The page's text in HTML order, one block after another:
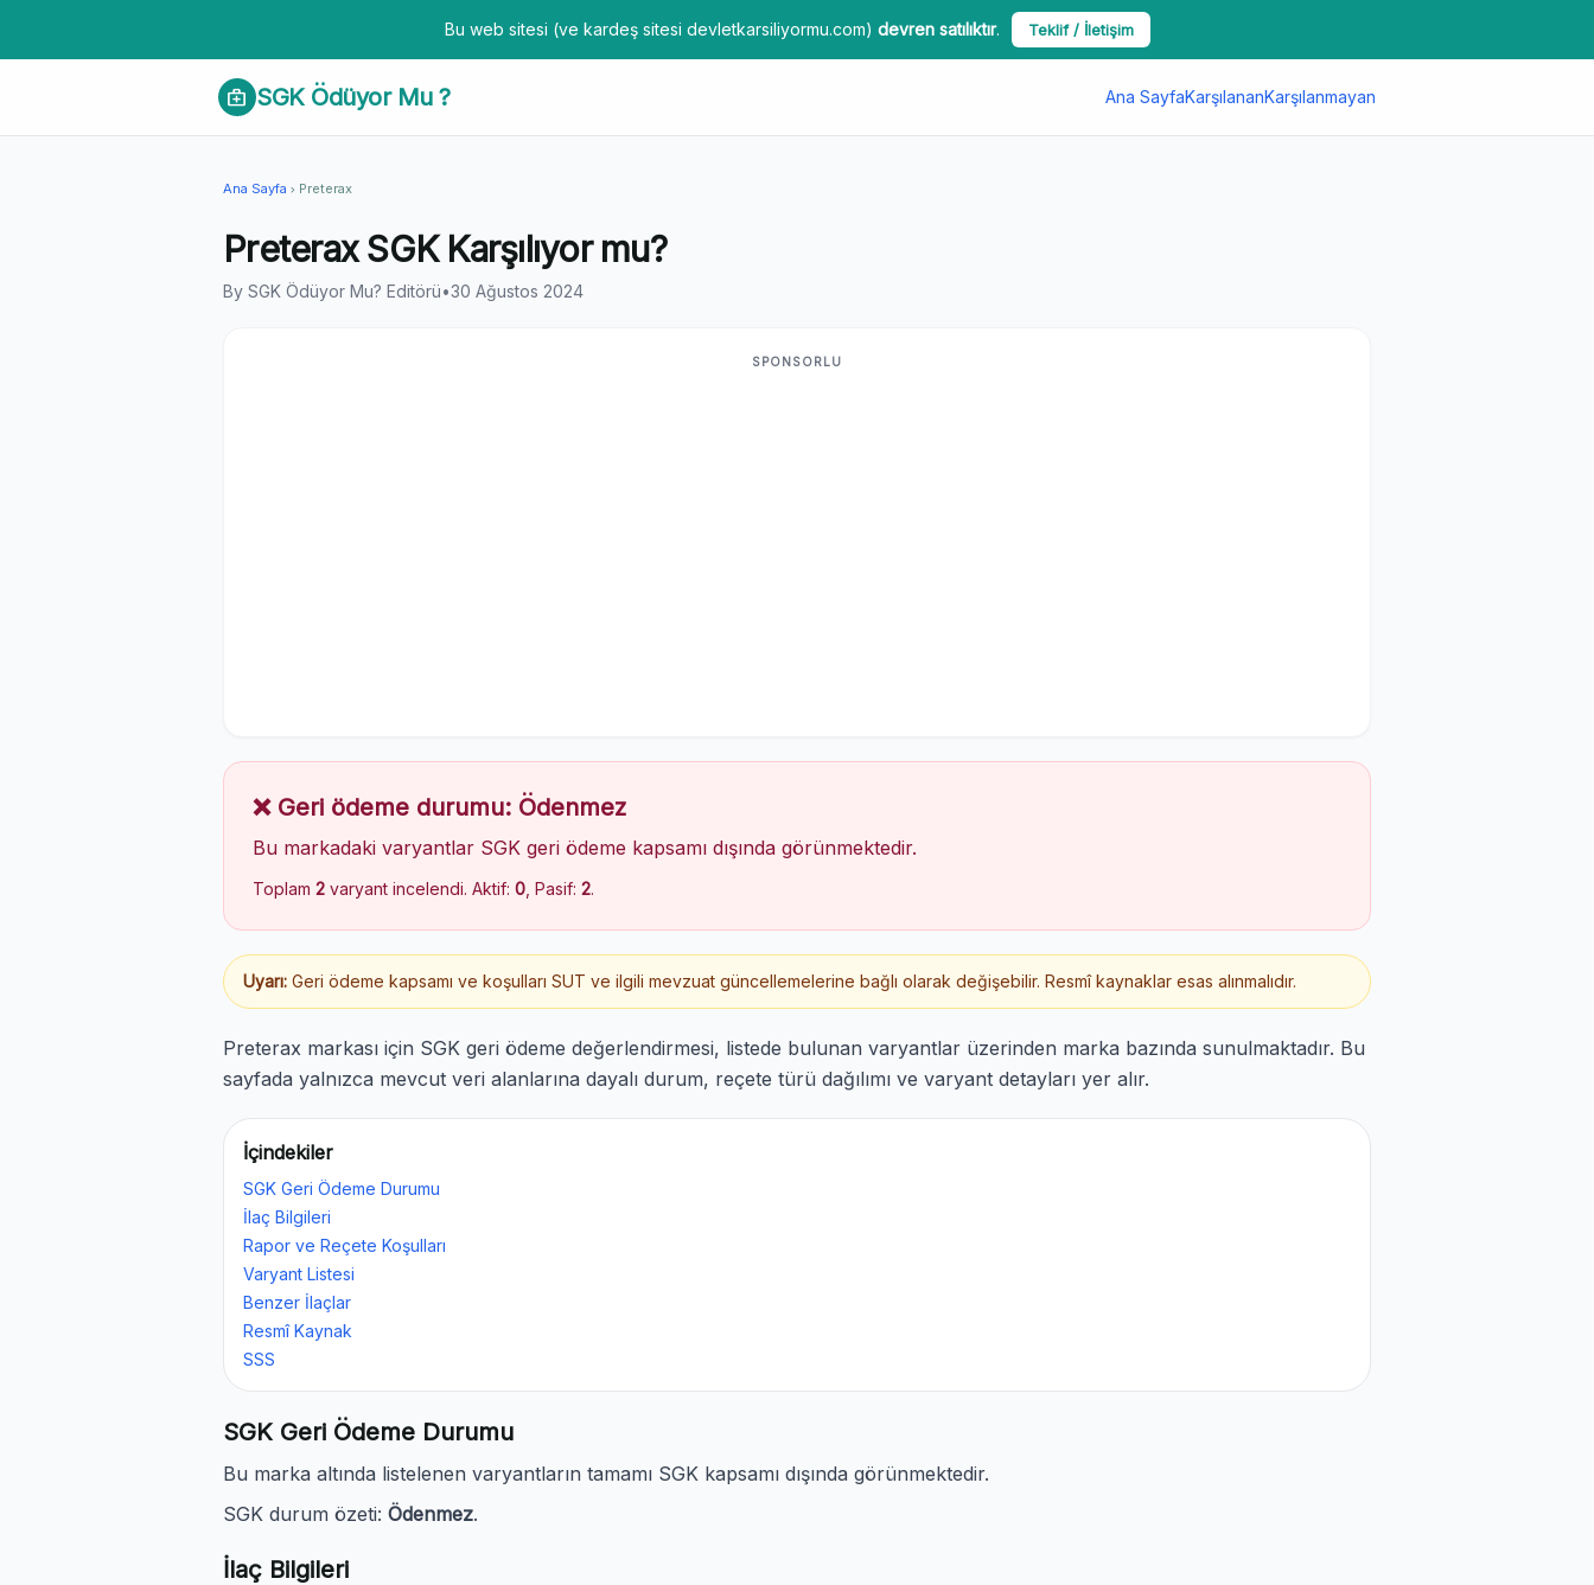
Bu web sitesi (ve kardeş sitesi devletkarsiliyormu.com) devren satılıktır. Teklif / İletişim
medical_services SGK Ödüyor Mu ? Ana SayfaKarşılananKarşılanmayan
Ana Sayfa chevron_right Preterax
Preterax SGK Karşılıyor mu?
By SGK Ödüyor Mu? Editörü•30 Ağustos 2024
SPONSORLU
❌ Geri ödeme durumu: Ödenmez
Bu markadaki varyantlar SGK geri ödeme kapsamı dışında görünmektedir.
Toplam 2 varyant incelendi. Aktif: 0 , Pasif: 2.
Uyarı: Geri ödeme kapsamı ve koşulları SUT ve ilgili mevzuat güncellemelerine bağlı olarak değişebilir. Resmî kaynaklar esas alınmalıdır.
Preterax markası için SGK geri ödeme değerlendirmesi, listede bulunan varyantlar üzerinden marka bazında sunulmaktadır. Bu
sayfada yalnızca mevcut veri alanlarına dayalı durum, reçete türü dağılımı ve varyant detayları yer alır.
İçindekiler
SGK Geri Ödeme Durumu
İlaç Bilgileri
Rapor ve Reçete Koşulları
Varyant Listesi
Benzer İlaçlar
Resmî Kaynak
SSS
SGK Geri Ödeme Durumu
Bu marka altında listelenen varyantların tamamı SGK kapsamı dışında görünmektedir.
SGK durum özeti: Ödenmez.
İlaç Bilgileri